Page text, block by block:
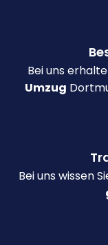
Bei uns
Umzug
Bei uns wissen